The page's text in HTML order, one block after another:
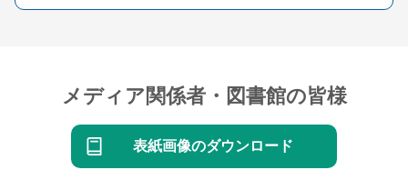
メディア関係者・図書館の皆様
表紙画像のダウンロード